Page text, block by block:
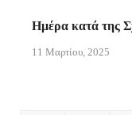
Ημέρα κατά της
11 Μαρτίου, 2025